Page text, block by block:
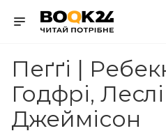
Пеґґі |
Годфрі, Леслі
Джеймісон